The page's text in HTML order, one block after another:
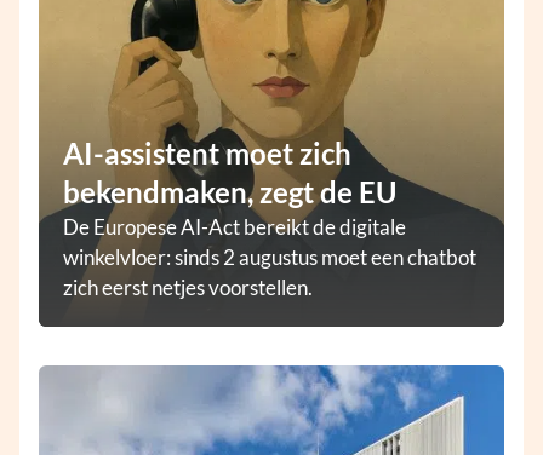
AI-assistent moet zich
bekendmaken, zegt de EU
De Europese AI-Act bereikt de digitale
winkelvloer: sinds 2 augustus moet een chatbot
zich eerst netjes voorstellen.